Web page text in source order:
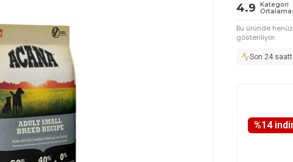
4.9
Kategori
Bu üründe
gösteriliyor.
Son 24
%14